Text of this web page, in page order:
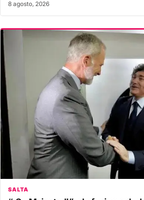
8 agosto, 2026
SALTA